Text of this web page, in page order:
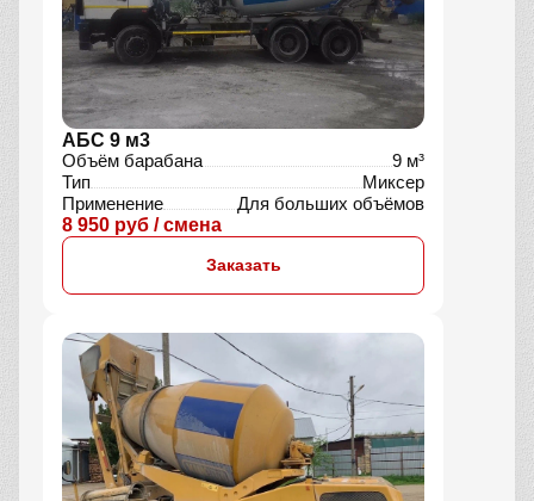
АБС 9 м3
Объём барабана
9 м³
Тип
Миксер
Применение
Для больших объёмов
8 950 руб / смена
Заказать